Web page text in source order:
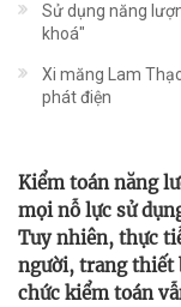
Sử dụng năng
khoá"
Xi măng Lam
phát điện
Kiểm toán năng
mọi nỗ lực sử
Tuy nhiên, thực
người, trang thiết
chức kiểm toán